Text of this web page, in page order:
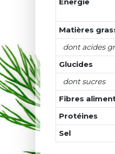
Matières
dont acides
Glucides
dont sucres
Fibres
Protéines
Sel